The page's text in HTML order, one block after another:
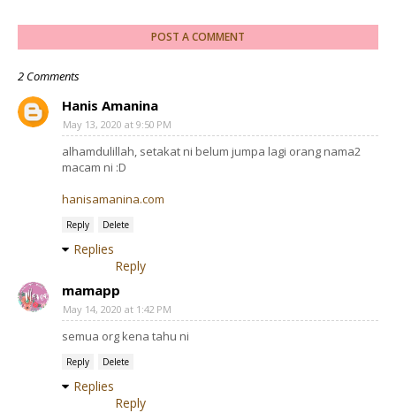
POST A COMMENT
2 Comments
Hanis Amanina
May 13, 2020 at 9:50 PM
alhamdulillah, setakat ni belum jumpa lagi orang nama2
macam ni :D
hanisamanina.com
Reply Delete
Replies
Reply
mamapp
May 14, 2020 at 1:42 PM
semua org kena tahu ni
Reply Delete
Replies
Reply